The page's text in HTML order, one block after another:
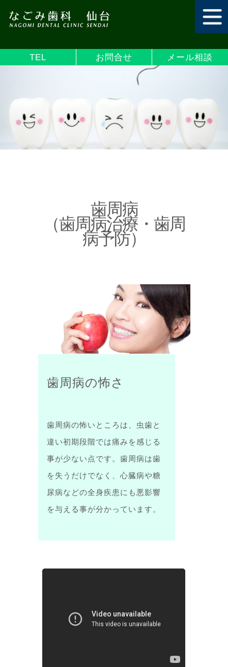
TEL お問合せ メール相談
歯周病
（歯周病治療・歯周
病予防）
歯周病の怖さ
歯周病の怖いところは、虫歯と
違い初期段階では痛みを感じる
事が少ない点です。歯周病は歯
を失うだけでなく、心臓病や糖
尿病などの全身疾患にも悪影響
を与える事が分かっています。